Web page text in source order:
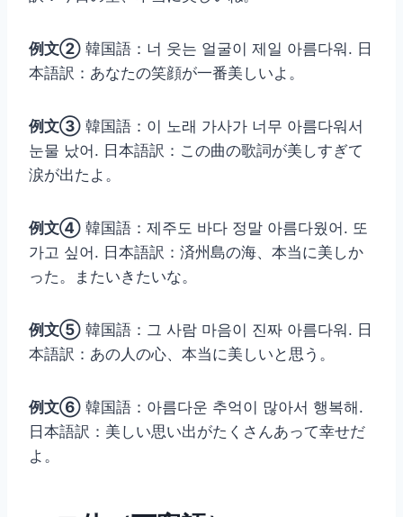
例文② 韓国語：너 웃는 얼굴이 제일 아름다워. 日
本語訳：あなたの笑顔が一番美しいよ。
例文③ 韓国語：이 노래 가사가 너무 아름다워서
눈물 났어. 日本語訳：この曲の歌詞が美しすぎて
涙が出たよ。
例文④ 韓国語：제주도 바다 정말 아름다웠어. 또
가고 싶어. 日本語訳：済州島の海、本当に美しか
った。またいきたいな。
例文⑤ 韓国語：그 사람 마음이 진짜 아름다워. 日
本語訳：あの人の心、本当に美しいと思う。
例文⑥ 韓国語：아름다운 추억이 많아서 행복해.
日本語訳：美しい思い出がたくさんあって幸せだ
よ。